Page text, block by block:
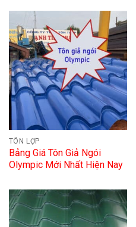
TÔN LỢP
Bảng Giá Tôn Giả Ngói
Olympic Mới Nhất Hiện Nay